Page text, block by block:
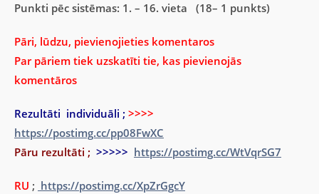
Punkti pēc sistēmas: 1. – 16. vieta (18– 1 punkts)
Pāri, lūdzu, pievienojieties komentaros
Par pāriem tiek uzskatīti tie, kas pievienojās
komentāros
Rezultāti individuāli ; >>>>
https://postimg.cc/pp08FwXC
Pāru rezultāti ; >>>>> https://postimg.cc/WtVqrSG7
RU ; https://postimg.cc/XpZrGgcY